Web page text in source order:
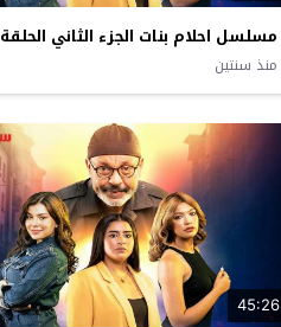
مسلسل احلام بنات الجزء الثاني الحلقة 21
منذ سنتين
45:26